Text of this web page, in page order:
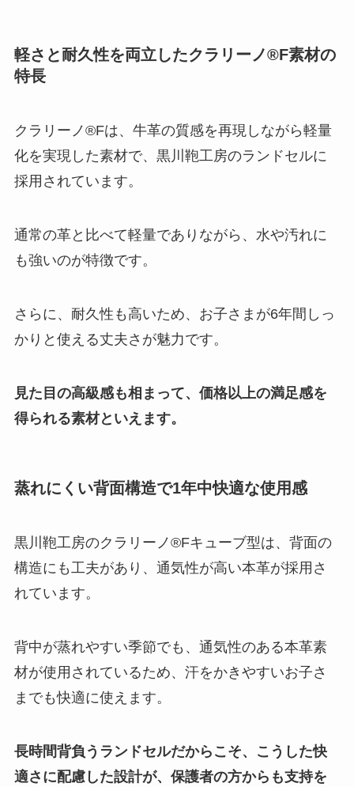
軽さと耐久性を両立したクラリーノ®F素材の
特長
クラリーノ®Fは、牛革の質感を再現しながら軽量
化を実現した素材で、黒川鞄工房のランドセルに
採用されています。
通常の革と比べて軽量でありながら、水や汚れに
も強いのが特徴です。
さらに、耐久性も高いため、お子さまが6年間しっ
かりと使える丈夫さが魅力です。
見た目の高級感も相まって、価格以上の満足感を
得られる素材といえます。
蒸れにくい背面構造で1年中快適な使用感
黒川鞄工房のクラリーノ®Fキューブ型は、背面の
構造にも工夫があり、通気性が高い本革が採用さ
れています。
背中が蒸れやすい季節でも、通気性のある本革素
材が使用されているため、汗をかきやすいお子さ
までも快適に使えます。
長時間背負うランドセルだからこそ、こうした快
適さに配慮した設計が、保護者の方からも支持を